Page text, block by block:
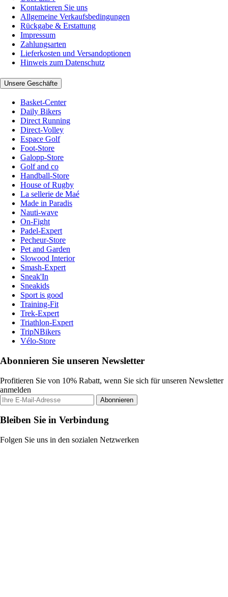
Kontaktieren Sie uns
Allgemeine Verkaufsbedingungen
Rückgabe & Erstattung
Impressum
Zahlungsarten
Lieferkosten und Versandoptionen
Hinweis zum Datenschutz
Unsere Geschäfte
Basket-Center
Daily Bikers
Direct Running
Direct-Volley
Espace Golf
Foot-Store
Galopp-Store
Golf and co
Handball-Store
House of Rugby
La sellerie de Maé
Made in Paradis
Nauti-wave
On-Fight
Padel-Expert
Pecheur-Store
Pet and Garden
Slowood Interior
Smash-Expert
Sneak'In
Sneakids
Sport is good
Training-Fit
Trek-Expert
Triathlon-Expert
TripNBikers
Vélo-Store
Abonnieren Sie unseren Newsletter
Profitieren Sie von 10% Rabatt, wenn Sie sich für unseren Newsletter
anmelden
Abonnieren
Bleiben Sie in Verbindung
Folgen Sie uns in den sozialen Netzwerken